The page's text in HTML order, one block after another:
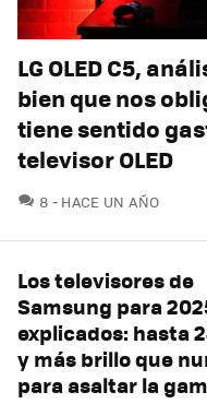
LG OLED C5,
bien que nos
tiene sentido
televisor OLED
8 COMENTARIOS
HACE UN AÑO
Los televisores de
Samsung para
explicados: hasta
y más brillo que
para asaltar la